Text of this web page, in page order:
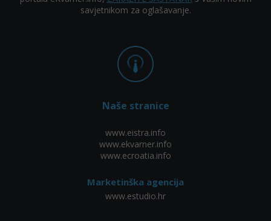
savjetnikom za oglašavanje.
Naše stranice
www.eistra.info
www.ekvarner.info
www.ecroatia.info
Marketinška agencija
www.estudio.hr